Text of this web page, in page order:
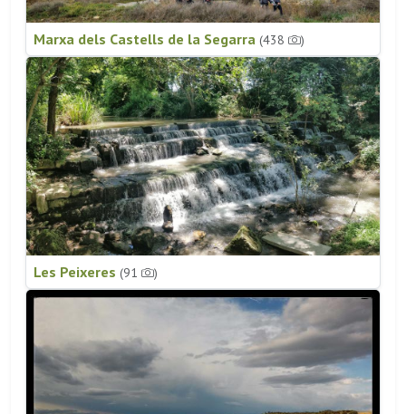
Marxa dels Castells de la Segarra (438 )
Les Peixeres (91 )